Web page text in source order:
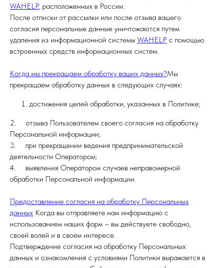
WAHELP, расположенных в России.
После отписки от рассылки или после отзыва вашего
согласия персональные данные уничтожаются путем
удаления из информационной системы WAHELP с помощью
встроенных средств информационных систем.
Когда мы прекращаем обработку ваших данных?Мы
прекращаем обработку данных в следующих случаях:
достижения целей обработки, указанных в Политике;
2. отзыва Пользователем своего согласия на обработку
Персональной информации;
3. при прекращении ведения предпринимательской
деятельности Оператором;
4. выявления Оператором случаев неправомерной
обработки Персональной информации.
Предоставление согласия на обработку Персональных
данных Когда вы отправляете нам информацию с
использованием наших форм – вы действуете свободно,
своей волей и в своем интересе.
Подтверждение согласия на обработку Персональных
данных и ознакомления с условиями Политики выражается в